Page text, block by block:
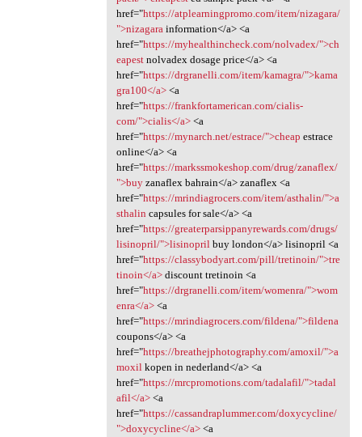
href="https://atplearningpromo.com/item/nizagara/
">nizagarainformation</a> <a
href="https://myhealthincheck.com/nolvadex/">ch
eapestnolvadex dosage price</a> <a
href="https://drgranelli.com/item/kamagra/">kama
gra100</a><a
href="https://frankfortamerican.com/cialis-
com/">cialis</a><a
href="https://mynarch.net/estrace/">cheap estrace
online</a> <a
href="https://markssmokeshop.com/drug/zanaflex/
">buyzanaflex bahrain</a> zanaflex <a
href="https://mrindiagrocers.com/item/asthalin/">a
sthalin capsules for sale</a> <a
href="https://greaterparsippanyrewards.com/drugs/
lisinopril/">lisinoprilbuy london</a> lisinopril <a
href="https://classybodyart.com/pill/tretinoin/">tre
tinoin</a>discount tretinoin <a
href="https://drgranelli.com/item/womenra/">wom
enra</a><a
href="https://mrindiagrocers.com/fildena/">fildena
coupons</a> <a
href="https://breathejphotography.com/amoxil/">a
moxilkopen in nederland</a> <a
href="https://mrcpromotions.com/tadalafil/">tadal
afil</a><a
href="https://cassandraplummer.com/doxycycline/
">doxycycline</a><a